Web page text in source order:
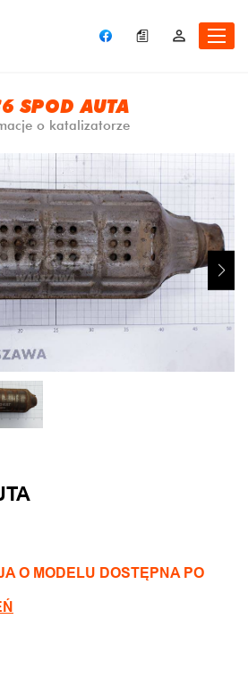
SPOD AUTA
o katalizatorze
O MODELU DOSTĘPNA PO